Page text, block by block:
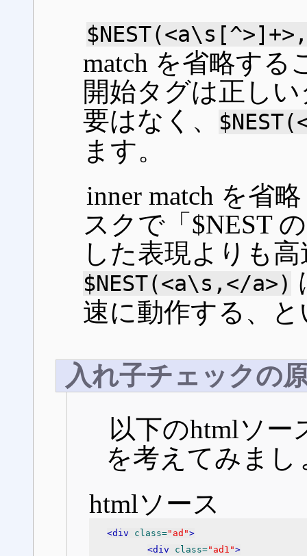
match を省略する
開始タグは正し
要はなく、
ます。
inner match を省
スクで「$NEST
した表現よりも
$NEST(<a\s,</a>)
速に動作する、
入れ子チェックの
以下のhtmlソー
を考えてみまし
htmlソース
<div class="ad">
<div class="ad1">